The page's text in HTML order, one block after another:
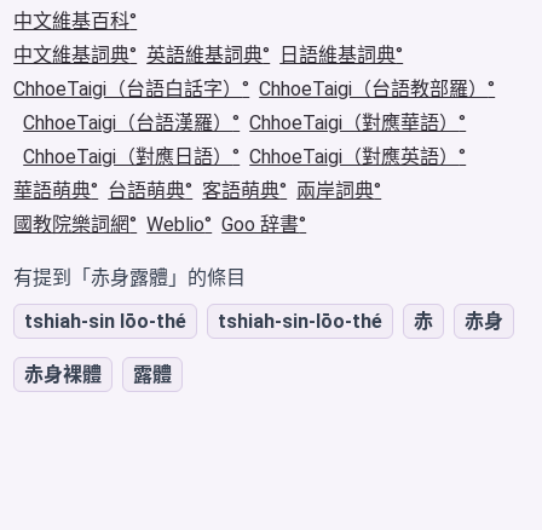
中文維基百科
中文維基詞典
英語維基詞典
日語維基詞典
ChhoeTaigi（台語白話字）
ChhoeTaigi（台語教部羅）
ChhoeTaigi（台語漢羅）
ChhoeTaigi（對應華語）
ChhoeTaigi（對應日語）
ChhoeTaigi（對應英語）
華語萌典
台語萌典 客語萌典
兩岸詞典
國教院樂詞網
Weblio Goo 辞書
有提到「赤身露體」的條目
tshiah-sin lōo-thé
tshiah-sin-lōo-thé 赤 赤身
赤身裸體 露體